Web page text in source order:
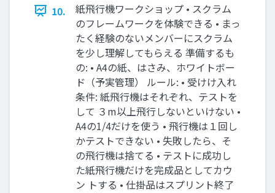
10.
紙飛行機ワークショップ • スクラム
のフレームワークを体験できる • まっ
たく経験のないメンバーにスクラム
を少し理解してもらえる 準備するも
の: • A4の紙、はさみ、ホワイトボー
ド（予実管理） ルール: • 受けけ入れ
条件: 紙飛行機はそれぞれ、テストを
して ３m以上飛行しないといけない •
A4の1/4だけを使う • 飛行機は１回し
かテストできない • 失敗したら、そ
の飛行機は捨てる • テストに成功し
た紙飛行機だけを完成品としてカウ
ン トする • 仕掛品はスプリント終了